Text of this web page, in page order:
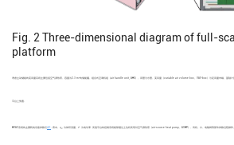
Fig. 2Three-dimensional diagram of full-
platform
考虑主动储能的变风量系统主要包括空气源热泵、容量为2.3 m3的储能罐、组合式空调机组（air handle unit, AHU）、风管与水管、变风量（variable air volume box，VAV-box）与定风量末端、基础计
平台上放置.
HVAC系统的主要耗电设备参数见 表1 . 表中， qV 为体积流量， P 为电功率. 实验平台的控制系统能够通过上位机实现对空气源热泵（air-source heat pump，ASHP）、风机、水、电磁阀等部件参数远程操